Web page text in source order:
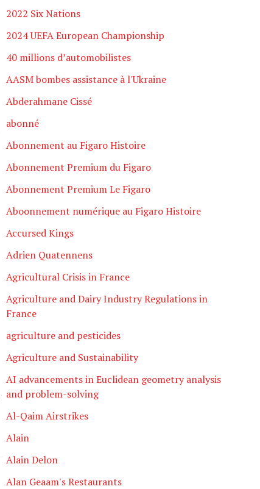
2022 Six Nations
2024 UEFA European Championship
40 millions d’automobilistes
AASM bombes assistance à l'Ukraine
Abderahmane Cissé
abonné
Abonnement au Figaro Histoire
Abonnement Premium du Figaro
Abonnement Premium Le Figaro
Aboonnement numérique au Figaro Histoire
Accursed Kings
Adrien Quatennens
Agricultural Crisis in France
Agriculture and Dairy Industry Regulations in
France
agriculture and pesticides
Agriculture and Sustainability
AI advancements in Euclidean geometry analysis
and problem-solving
Al-Qaim Airstrikes
Alain
Alain Delon
Alan Geaam's Restaurants